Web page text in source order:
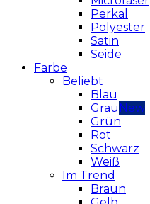
Perkal
Polyester
Satin
Seide
Farbe
Beliebt
Blau
Grau
Grün
Rot
Schwarz
Weiß
Im Trend
Braun